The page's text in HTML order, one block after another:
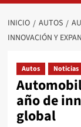
INICIO AUTOS
INNOVACIÓN Y
Autos Noticias
año de
global